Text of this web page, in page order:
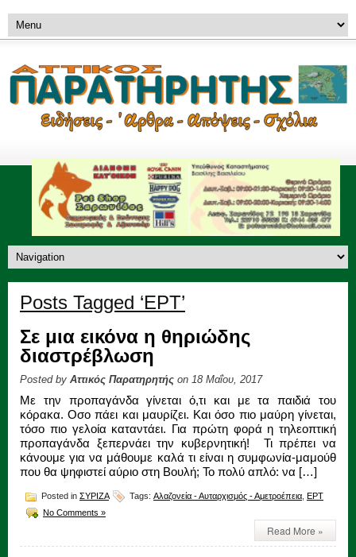
Posts Tagged ‘ΕΡΤ’
Σε μια εικόνα η θηριώδης
διαστρέβλωση
Posted by Αττικός Παρατηρητής on 18 Μαΐου, 2017
Με την προπαγάνδα γίνεται ό,τι και με τα παιδιά του
κόρακα. Οσο πάει και μαυρίζει. Και όσο πιο μαύρη γίνεται,
τόσο πιο γελοία καταντάει. Για πρώτη φορά η τηλεοπτική
προπαγάνδα ξεπερνάει την κυβερνητική! Τι πρέπει να
κάνουμε για να μάθουμε καλά τι είναι η συμφωνία-μαμούθ
που θα ψηφιστεί αύριο στη Βουλή; Το πολύ απλό: να […]
Posted in ΣΥΡΙΖΑ Tags: Αλαζονεία - Αυταρχισμός - Αμετροέπεια ΕΡΤ
No Comments »
Read More »